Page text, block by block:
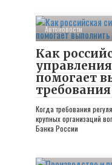
Автоновости
Как
помогает
Когда требования
крупных организаций
Банка России